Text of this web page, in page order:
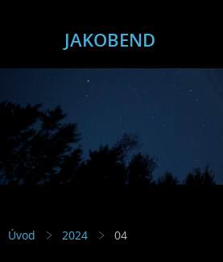
JAKOBEND
Úvod 2024 04